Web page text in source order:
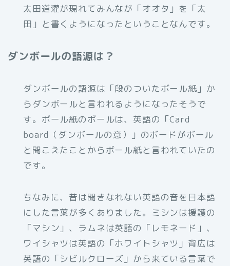
太田道灌が現れてみんなが「オオタ」を「太
田」と書くようになったということなんです。
ダンボールの語源は？
ダンボールの語源は「段のついたボール紙」か
らダンボールと言われるようになったそうで
す。ボール紙のボールは、英語の「Card
board（ダンボールの意）」のボードがボール
と聞こえたことからボール紙と言われていたの
です。
ちなみに、昔は聞きなれない英語の音を日本語
にした言葉が多くありました。ミシンは援護の
「マシン」、ラムネは英語の「レモネード」、
ワイシャツは英語の「ホワイトシャツ」背広は
英語の「シビルクローズ」から来ている言葉で